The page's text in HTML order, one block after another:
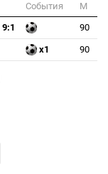
События
М
9:1 90
x1 90